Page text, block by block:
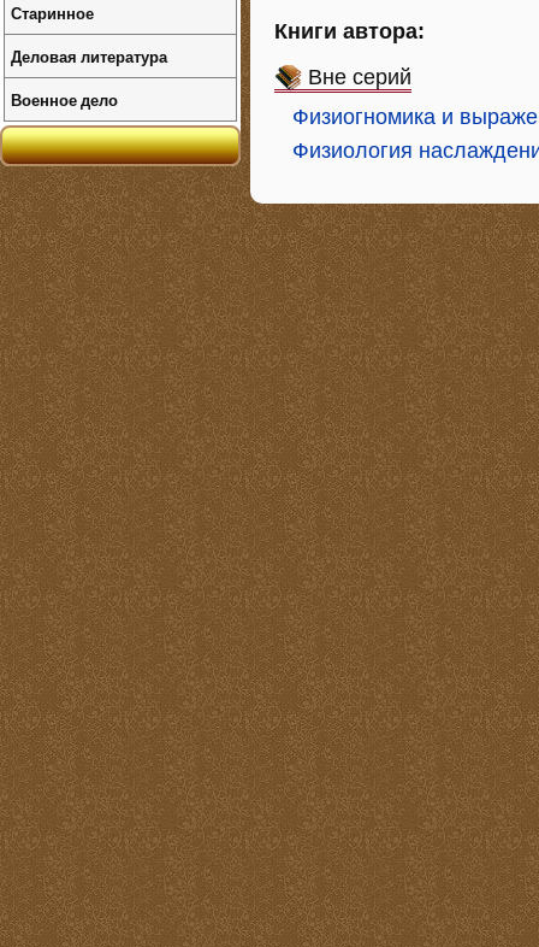
Книги автора:
Вне серий
Физиогномика и
Физиология
Старинное
Деловая литература
Военное дело